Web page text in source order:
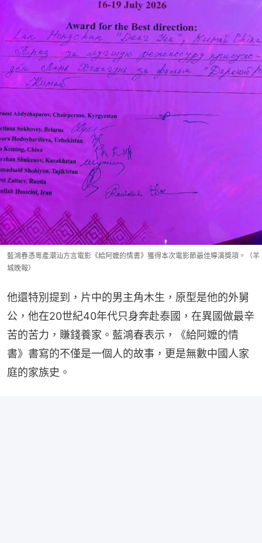
藍鴻春憑粵產潮汕方言電影《給阿嬤的情書》獲得本次電影節最佳導演獎項。（羊
城晚報）
他還特別提到，片中的男主角木生，原型是他的外舅
公，他在20世紀40年代只身奔赴泰國，在異國做最辛
苦的苦力，賺錢養家。藍鴻春表示，《給阿嬤的情
書》書寫的不僅是一個人的故事，更是無數中國人家
庭的家族史。